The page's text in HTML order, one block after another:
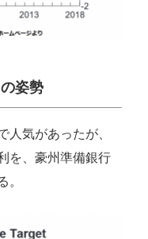
姿勢
人気があったが、
を、豪州準備銀行
。